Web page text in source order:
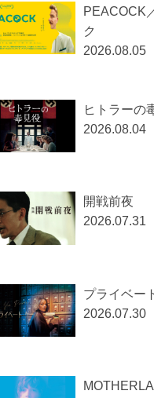
PEACOCK
ク
2026.08.05
ヒトラーの
2026.08.04
開戦前夜
2026.07.31
プライベー
2026.07.30